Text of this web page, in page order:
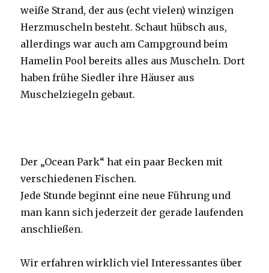
weiße Strand, der aus (echt vielen) winzigen
Herzmuscheln besteht. Schaut hübsch aus,
allerdings war auch am Campground beim
Hamelin Pool bereits alles aus Muscheln. Dort
haben frühe Siedler ihre Häuser aus
Muschelziegeln gebaut.
Der „Ocean Park“ hat ein paar Becken mit
verschiedenen Fischen.
Jede Stunde beginnt eine neue Führung und
man kann sich jederzeit der gerade laufenden
anschließen.
Wir erfahren wirklich viel Interessantes über